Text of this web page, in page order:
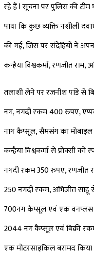
रहे हैं l सूचना पर पुलिस की
पाया कि कुछ व्यक्ति नशीली
की गई, जिस पर संदेहियों ने
कन्हैया विश्वकर्मा, रणजीत
तलाशी लेने पर रजनीश पांडे से
नग, नगदी रकम 400 रुपए,
नाग कैप्सूल, सैमसंग का
कन्हैया विश्वकर्मा से प्रोक्सी
नगदी रकम 350 रुपए, रणजीत
₹250 नगदी रकम, अभिजीत
700नग कैप्सूल एवं एक वनप्लस
2044 नग कैप्सूल एवं बिक्री
एक मोटरसाइकिल बरामद किया